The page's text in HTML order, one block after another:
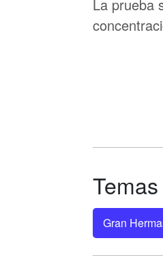
La prueba
Temas
Gran